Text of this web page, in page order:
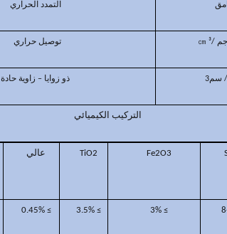
التمدد الحراري
³ توصيل حراري
سم3 ذو زوايا – زاوية حادة
التركيب الكيميائي
Fe2O3
TiO2 عالي
≥ 3%
≥ 3.5%
≥ 0.45%